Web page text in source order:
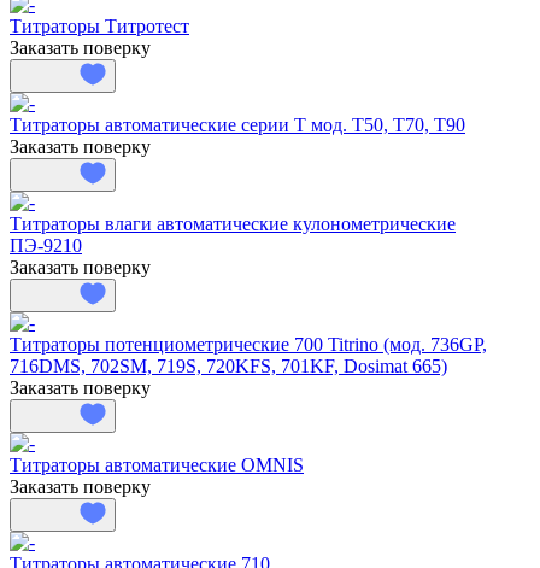
Титраторы Титротест
Заказать поверку
Титраторы автоматические серии Т мод. T50, T70, T90
Заказать поверку
Титраторы влаги автоматические кулонометрические
ПЭ-9210
Заказать поверку
Титраторы потенциометрические 700 Titrino (мод. 736GP,
716DMS, 702SM, 719S, 720KFS, 701KF, Dosimat 665)
Заказать поверку
Титраторы автоматические OMNIS
Заказать поверку
Титраторы автоматические 710